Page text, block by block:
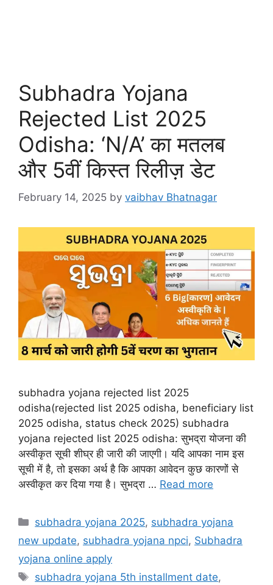
Subhadra Yojana
Rejected List 2025
Odisha: ‘N/A’ का मतलब
और 5वीं किस्त रिलीज़ डेट
February 14, 2025 by vaibhav Bhatnagar
subhadra yojana rejected list 2025
odisha(rejected list 2025 odisha, beneficiary list
2025 odisha, status check 2025) subhadra
yojana rejected list 2025 odisha: सुभद्रा योजना की
अस्वीकृत सूची शीघ्र ही जारी की जाएगी। यदि आपका नाम इस
सूची में है, तो इसका अर्थ है कि आपका आवेदन कुछ कारणों से
अस्वीकृत कर दिया गया है। सुभद्रा … Read more
Categories
subhadra yojana 2025, subhadra yojana
new update, subhadra yojana npci, Subhadra
yojana online apply
Tags
subhadra yojana 5th installment date,